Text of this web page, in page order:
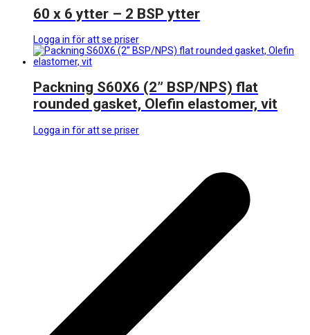
60 x 6 ytter – 2 BSP ytter
Logga in för att se priser
Packning S60X6 (2” BSP/NPS) flat
rounded gasket, Olefin elastomer, vit
Logga in för att se priser